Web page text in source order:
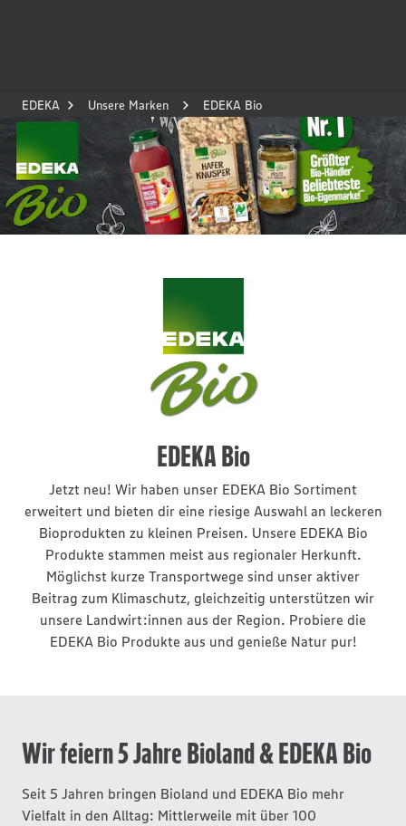
EDEKA Unsere Marken EDEKA Bio
EDEKA Bio
Jetzt neu! Wir haben unser EDEKA Bio Sortiment
erweitert und bieten dir eine riesige Auswahl an leckeren
Bioprodukten zu kleinen Preisen. Unsere EDEKA Bio
Produkte stammen meist aus regionaler Herkunft.
Möglichst kurze Transportwege sind unser aktiver
Beitrag zum Klimaschutz, gleichzeitig unterstützen wir
unsere Landwirt:innen aus der Region. Probiere die
EDEKA Bio Produkte aus und genieße Natur pur!
Wir feiern 5 Jahre Bioland & EDEKA Bio
Seit 5 Jahren bringen Bioland und EDEKA Bio mehr
Vielfalt in den Alltag: Mittlerweile mit über 100